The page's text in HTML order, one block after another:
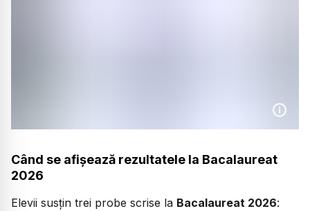
Când se afișează rezultatele la Bacalaureat
2026
Elevii susțin trei probe scrise la Bacalaureat 2026: